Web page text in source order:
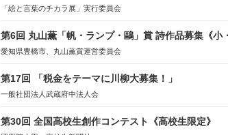
「絵と言葉のチカラ展」実行委員会
第6回 丸山薫「帆・ランプ・鷗」賞 詩作品募集《小
愛知県豊橋市、丸山薫賞運営委員会
第17回 「税金をテーマに川柳大募集！」
一般社団法人武蔵府中法人会
第30回 全国高校生創作コンテスト《高校生限定》